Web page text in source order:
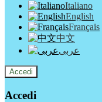
Italiano
English
Français
中文
عربى
Accedi
Accedi